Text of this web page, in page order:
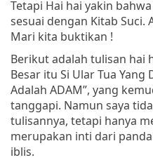
Tetapi Hai hai yakin
sesuai dengan Kitab Suci.
Mari kita buktikan !
Berikut adalah tulisan hai
Besar itu Si Ular Tua
Adalah ADAM”, yang
tanggapi. Namun saya
tulisannya, tetapi hanya
merupakan inti dari
iblis.